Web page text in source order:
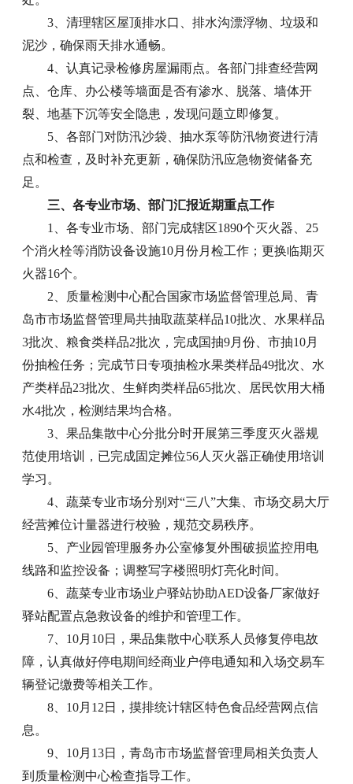
3、清理辖区屋顶排水口、排水沟漂浮物、垃圾和
泥沙，确保雨天排水通畅。
4、认真记录检修房屋漏雨点。各部门排查经营网
点、仓库、办公楼等墙面是否有渗水、脱落、墙体开
裂、地基下沉等安全隐患，发现问题立即修复。
5、各部门对防汛沙袋、抽水泵等防汛物资进行清
点和检查，及时补充更新，确保防汛应急物资储备充
足。
三、各专业市场、部门汇报近期重点工作
1、各专业市场、部门完成辖区1890个灭火器、25
个消火栓等消防设备设施10月份月检工作；更换临期灭
火器16个。
2、质量检测中心配合国家市场监督管理总局、青
岛市市场监督管理局共抽取蔬菜样品10批次、水果样品
3批次、粮食类样品2批次，完成国抽9月份、市抽10月
份抽检任务；完成节日专项抽检水果类样品49批次、水
产类样品23批次、生鲜肉类样品65批次、居民饮用大桶
水4批次，检测结果均合格。
3、果品集散中心分批分时开展第三季度灭火器规
范使用培训，已完成固定摊位56人灭火器正确使用培训
学习。
4、蔬菜专业市场分别对“三八”大集、市场交易大厅
经营摊位计量器进行校验，规范交易秩序。
5、产业园管理服务办公室修复外围破损监控用电
线路和监控设备；调整写字楼照明灯亮化时间。
6、蔬菜专业市场业户驿站协助AED设备厂家做好
驿站配置点急救设备的维护和管理工作。
7、10月10日，果品集散中心联系人员修复停电故
障，认真做好停电期间经商业户停电通知和入场交易车
辆登记缴费等相关工作。
8、10月12日，摸排统计辖区特色食品经营网点信
息。
9、10月13日，青岛市市场监督管理局相关负责人
到质量检测中心检查指导工作。